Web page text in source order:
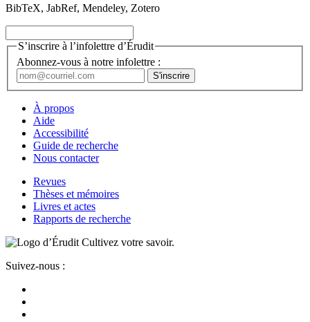
BibTeX, JabRef, Mendeley, Zotero
S’inscrire à l’infolettre d’Érudit
Abonnez-vous à notre infolettre :
À propos
Aide
Accessibilité
Guide de recherche
Nous contacter
Revues
Thèses et mémoires
Livres et actes
Rapports de recherche
Cultivez votre savoir.
Suivez-nous :